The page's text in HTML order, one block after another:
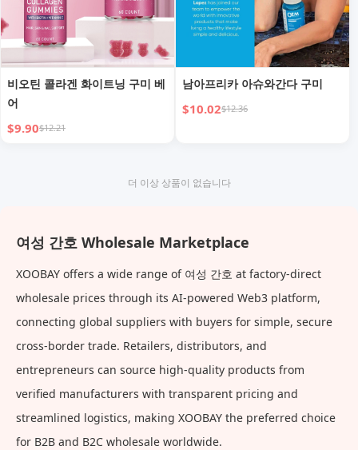
비오틴 콜라겐 화이트닝 구미 베
어
$9.90$12.21
남아프리카 아슈와간다 구미
$10.02$12.36
더 이상 상품이 없습니다
여성 간호 Wholesale Marketplace
XOOBAY offers a wide range of 여성 간호 at factory-direct
wholesale prices through its AI-powered Web3 platform,
connecting global suppliers with buyers for simple, secure
cross-border trade. Retailers, distributors, and
entrepreneurs can source high-quality products from
verified manufacturers with transparent pricing and
streamlined logistics, making XOOBAY the preferred choice
for B2B and B2C wholesale worldwide.